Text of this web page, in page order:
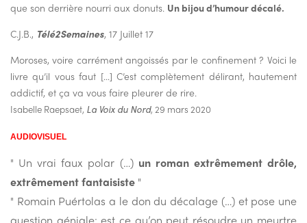
que son der­rière nourri aux do­nuts. Un bijou d’hu­mour dé­calé.
C.J.B., Télé2Semaines, 17 Juillet 17
Moroses, voire carrément angoissés par le confinement ? Voici le
livre qu’il vous faut […] C’est complètement délirant, hautement
addictif, et ça va vous faire pleurer de rire.
Isabelle Raepsaet, La Voix du Nord, 29 mars 2020
AUDIOVISUEL
" Un vrai faux polar (…) un roman extrêmement drôle,
extrêmement fantaisiste "
" Romain Puértolas a le don du décalage (…) et pose une